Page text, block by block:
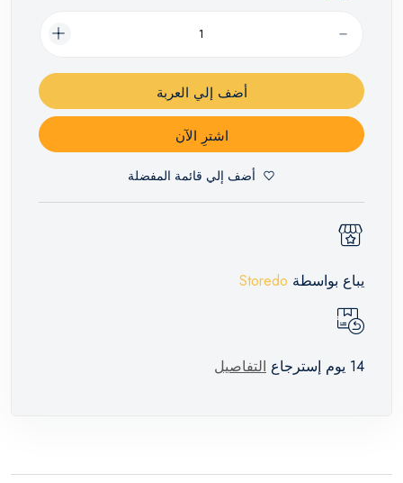
أضف إلي العربة
اشترِ الآن
أضف إلي قائمة المفضلة
يباع بواسطة Storedo
14 يوم إسترجاع التفاصيل